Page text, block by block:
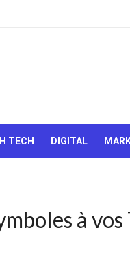
TECH DIGITAL
à